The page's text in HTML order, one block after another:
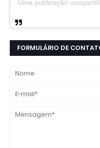
FORMULÁRIO DE